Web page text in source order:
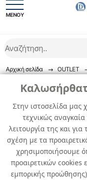
Στην ιστοσελίδα μας
τεχνικώς
λειτουργία της και
σχέση με τα
χρησιμοποιήσουμε
προαιρετικών cookies
εμπορικής
ΜΕΝΟΥ
Αρχική σελίδα OUTLET
Πιστόλια
0προϊόντα
Δεν βρέθηκαν προϊόντα